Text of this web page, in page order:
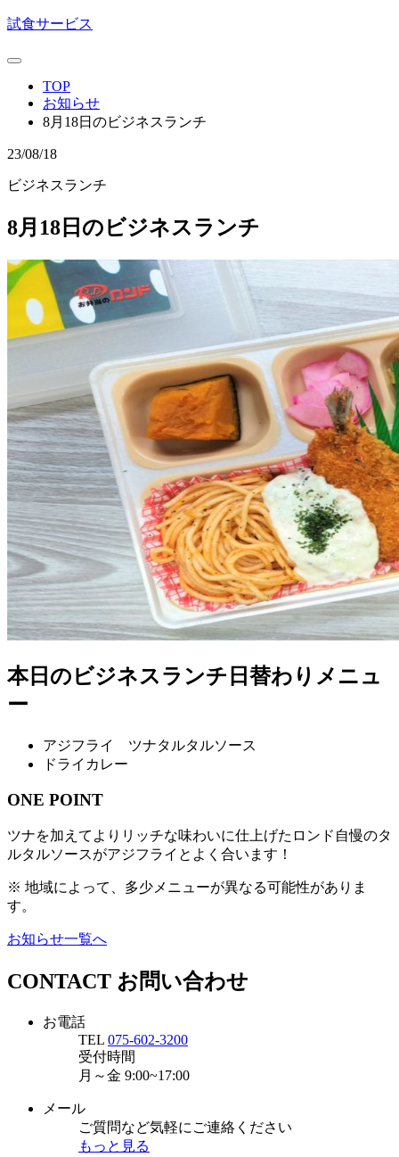
試食サービス
TOP
お知らせ
8月18日のビジネスランチ
23/08/18
ビジネスランチ
8月18日のビジネスランチ
本日のビジネスランチ日替わりメニュ
ー
アジフライ ツナタルタルソース
ドライカレー
ONE POINT
ツナを加えてよりリッチな味わいに仕上げたロンド自慢のタ
ルタルソースがアジフライとよく合います！
※ 地域によって、多少メニューが異なる可能性がありま
す。
お知らせ一覧へ
CONTACT お問い合わせ
お電話
TEL 075-602-3200
受付時間
月～金 9:00~17:00
メール
ご質問など気軽にご連絡ください
もっと見る